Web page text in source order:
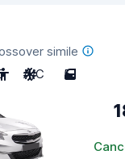
simile
A/C 5